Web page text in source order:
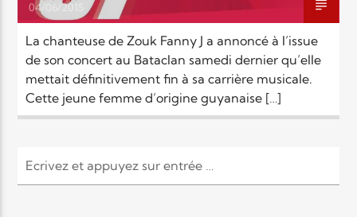
Radio Elyon
Elyon Rhema
Elyon Hits
04/06/2015
La chanteuse de Zouk Fanny J a annoncé à l’issue
de son concert au Bataclan samedi dernier qu’elle
mettait définitivement fin à sa carrière musicale.
Cette jeune femme d’origine guyanaise […]